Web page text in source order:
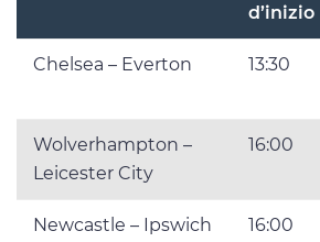
d’inizio
Chelsea – Everton 13:30
Wolverhampton –
Leicester City
16:00
Newcastle – Ipswich
16:00